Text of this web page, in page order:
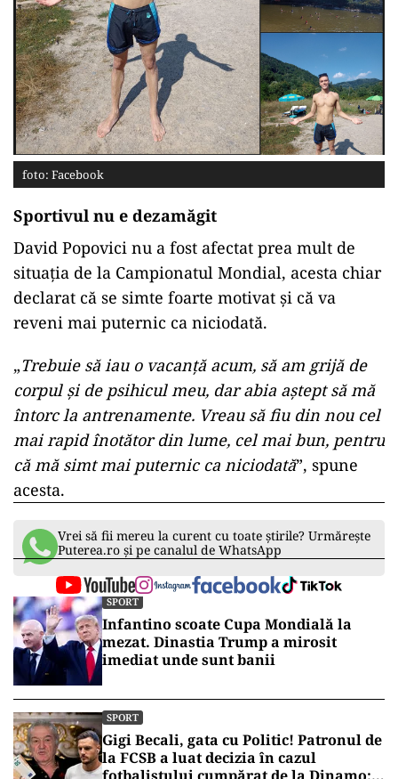
foto: Facebook
Sportivul nu e dezamăgit
David Popovici nu a fost afectat prea mult de
situația de la Campionatul Mondial, acesta chiar
declarat că se simte foarte motivat și că va
reveni mai puternic ca niciodată.
„Trebuie să iau o vacanță acum, să am grijă de
corpul și de psihicul meu, dar abia aștept să mă
întorc la antrenamente. Vreau să fiu din nou cel
mai rapid înotător din lume, cel mai bun, pentru
că mă simt mai puternic ca niciodată”, spune
acesta.
Vrei să fii mereu la curent cu toate știrile? Urmărește
Puterea.ro și pe canalul de WhatsApp
SPORT
Infantino scoate Cupa Mondială la
mezat. Dinastia Trump a mirosit
imediat unde sunt banii
SPORT
Gigi Becali, gata cu Politic! Patronul de
la FCSB a luat decizia în cazul